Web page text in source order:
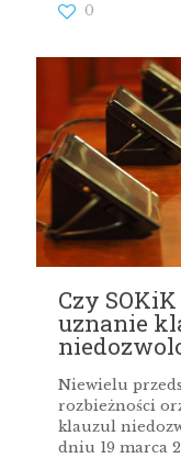
0
Czy
uznanie
Niewielu
rozbieżności
klauzul
dniu 19 marca